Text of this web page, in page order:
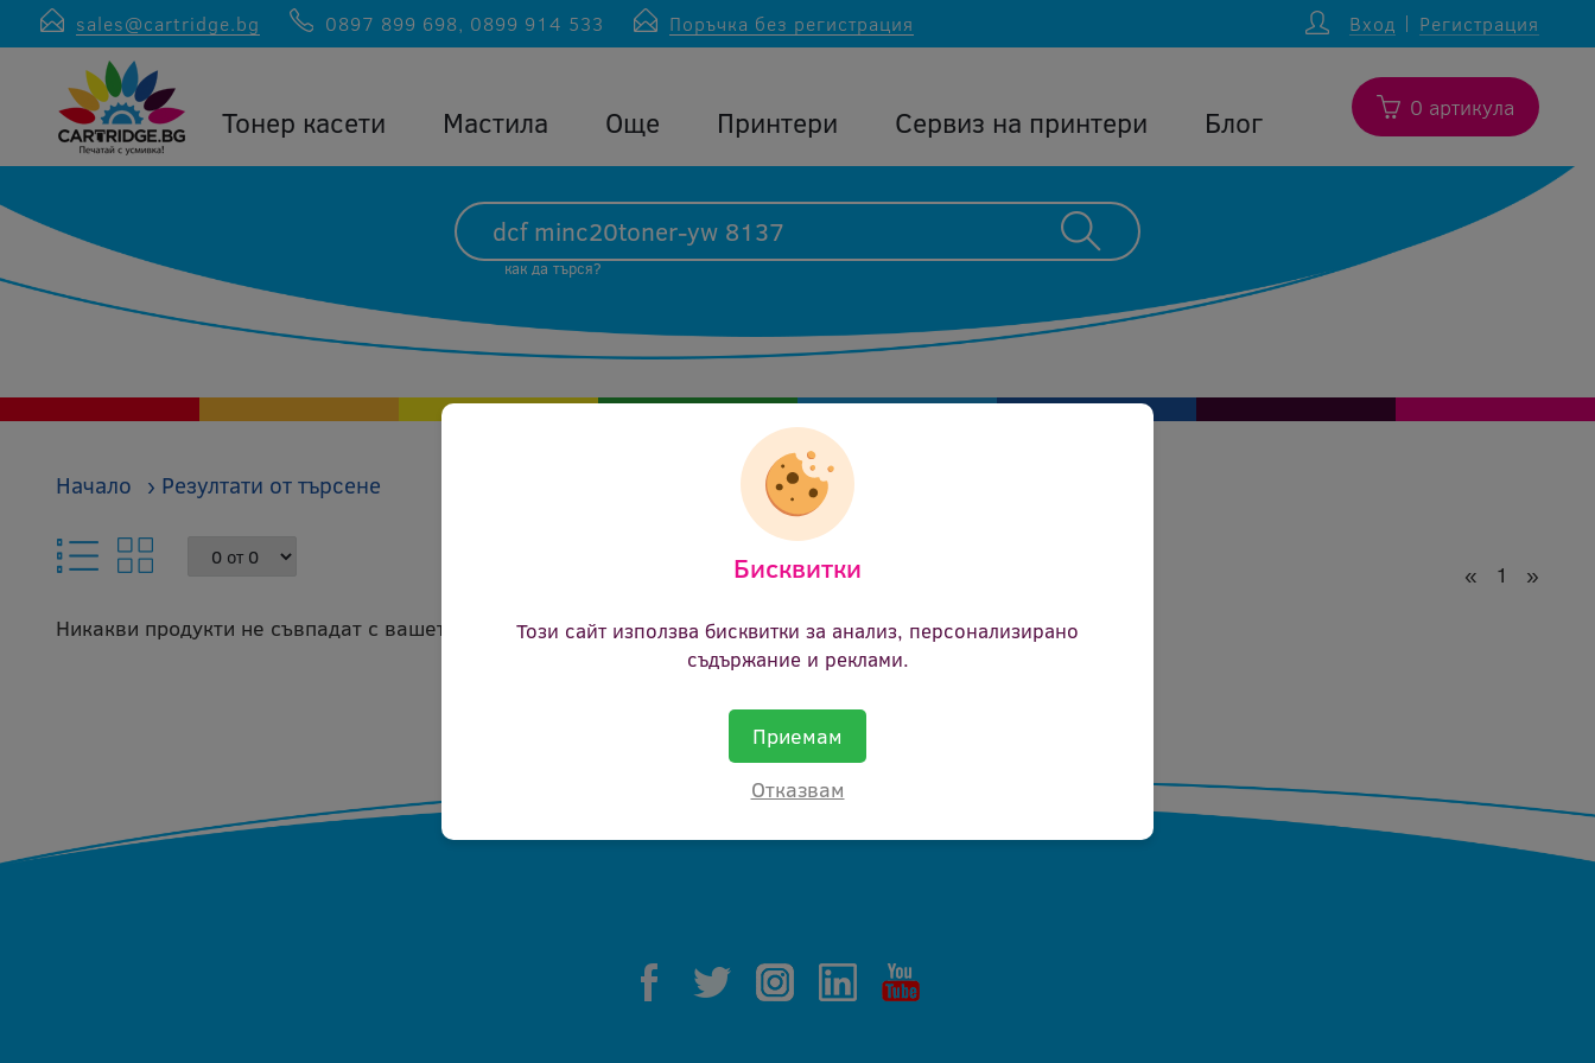
sales@cartridge.bg 0897 899 698, 0899 914 533 Поръчка без регистрация Вход Регистрация
Тонер касети Мастила Още Принтери Сервиз на принтери Блог 0 артикула
как да търся?
Начало › Резултати от търсене
« 1
»
Никакви продукти не съвпадат с вашето запитване.
Бисквитки
Този сайт използва бисквитки за анализ, персонализирано
съдържание и реклами.
Приемам
Отказвам